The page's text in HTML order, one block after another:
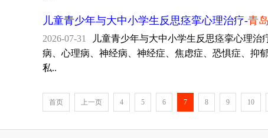
儿童青少年与大中小学生反思痉挛心理治疗-青岛
2026-07-31
儿童青少年与大中小学生反思痉挛心理治
病、心理病、神经病、神经症、焦虑症、恐惧症、抑
私..
首页 上一页 4 5 6 7 8 9 10